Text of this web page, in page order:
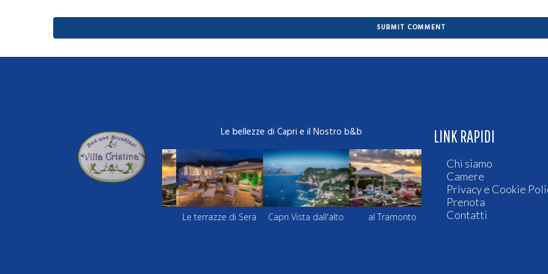
Le bellezze di Capri e il Nostro b&b
Le terrazze di Sera Capri Vista dall'alto al Tramonto Le terrazze di Sera
LINK RAPIDI
Chi siamo
Camere
Privacy e Cookie
Prenota
Contatti